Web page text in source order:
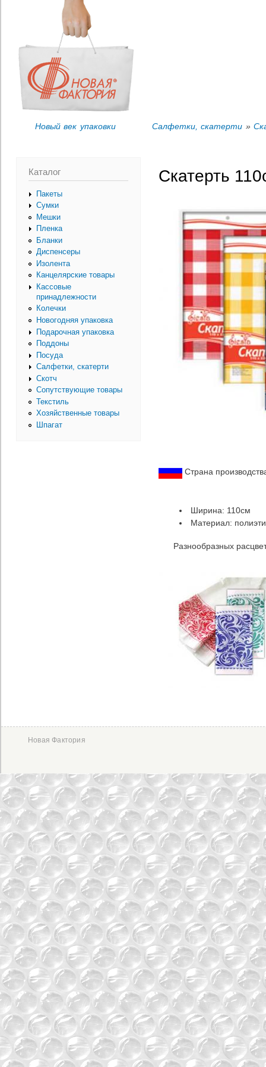
Новый век упаковки Салфетки, скатерти »
Каталог
Пакеты
Сумки
Мешки
Пленка
Бланки
Диспенсеры
Изолента
Канцелярские товары
Кассовые
принадлежности
Колечки
Новогодняя упаковка
Подарочная упаковка
Поддоны
Посуда
Салфетки, скатерти
Скотч
Сопутствующие товары
Текстиль
Хозяйственные товары
Шпагат
Скатерть
Страна
Ширина: 110см
Материал:
Разнообразных
Новая Фактория